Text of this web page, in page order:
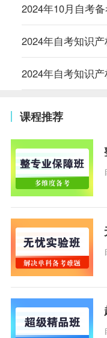
2024年10月自考
2024年自考知识
2024年自考知识
课程推荐